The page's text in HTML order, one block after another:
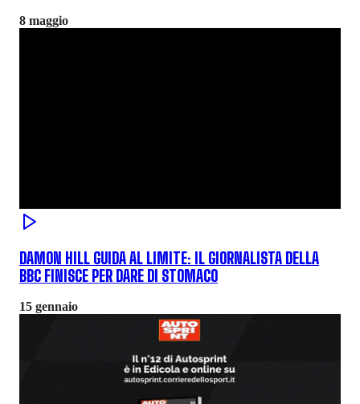
8 maggio
DAMON HILL GUIDA AL LIMITE: IL GIORNALISTA DELLA
BBC FINISCE PER DARE DI STOMACO
15 gennaio